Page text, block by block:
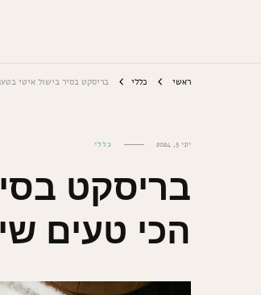
ראשי כללי בריסקט בסיר בישול איטי
יוני 5, 2024 כללי
בריסקט
הכי טעים